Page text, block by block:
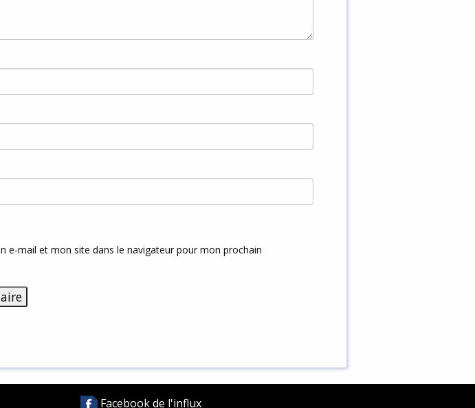
e-mail et mon site dans le navigateur pour mon prochain
Facebook de l'influx